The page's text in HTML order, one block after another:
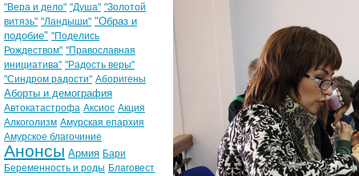
"Вера и дело" "Душа" "Золотой
витязь" "Ландыши" "Образ и
подобие" "Поделись
Рождеством" "Православная
инициатива" "Радость веры"
"Синдром радости" Аборигены
Аборты и демография
Автокатастрофа Аксиос Акция
Алкоголизм Амурская епархия
Амурское благочиние
Анонсы Армия Бари
Беременность и роды Благовест